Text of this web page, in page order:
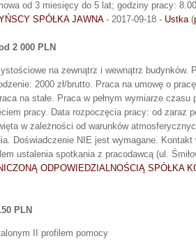
od 3 miesięcy do 5 lat; godziny pracy:
SPÓŁKA JAWNA- 2017-09-18 - Ustka(
2 000 PLN
na zewnątrz i wewnątrz budynków.
2000 zł/brutto. Praca na umowę o
na stałe. Praca w pełnym wymiarze
pracy. Data rozpoczęcia pracy: od zaraz
w zależności od warunków
Doświadczenie NIE jest wymagane.
ustalenia spotkania z pracodawcą (ul.
ODPOWIEDZIALNOŚCIĄ SPÓŁKA
PLN
II profilem pomocy